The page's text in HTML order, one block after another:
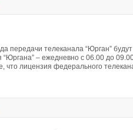
передачи телеканала “Юрган”
– ежедневно с 06.00 до
что лицензия федерального